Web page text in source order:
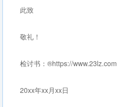
此致
敬礼！
检讨书：®https://www.23lz.com
20xx年xx月xx日